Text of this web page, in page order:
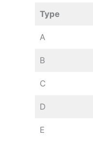
Type
A
B
C
D
E